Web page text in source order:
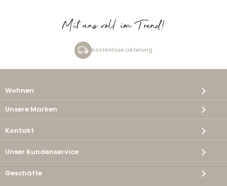
Mit uns voll im Trend!
Kostenlose Lieferung
Wohnen
Unsere Marken
Kontakt
Unser Kundenservice
Geschäfte